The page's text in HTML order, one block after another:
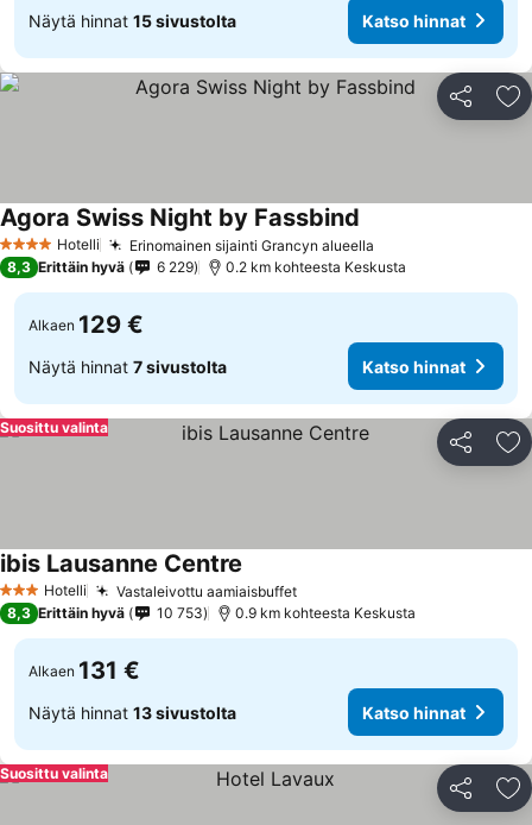
Näytä hinnat 15 sivustolta Katso hinnat
Jaa
4 Tähtiluokitus
Hotelli Erinomainen sijainti Grancyn alueella
Agora Swiss Night by Fassbind
8,3 Erittäin hyvä 6 229 0.2 km kohteesta Keskusta
Alkaen 129 €
Näytä hinnat 7 sivustolta Katso hinnat
Jaa
Suosittu valinta
3 Tähtiluokitus
Hotelli Vastaleivottu aamiaisbuffetKatso hinnat
ibis Lausanne Centre
8,3 Erittäin hyvä 10 753 0.9 km kohteesta Keskusta
Alkaen 131 €
Näytä hinnat 13 sivustolta Katso hinnat
Jaa
Suosittu valinta